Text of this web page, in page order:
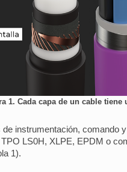
1. Cada capa de un cable
instrumentación,
LS0H, XLPE, EPDM o
1).